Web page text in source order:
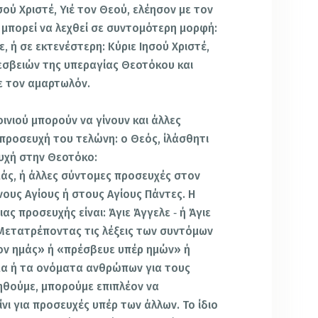
Χριστέ, Υιέ τον Θεού, ελέησον με τον
να λεχθεί σε συντομότερη μορφή:
ή σε εκτενέστερη: Κύριε Ιησού Χριστέ,
της υπεραγίας Θεοτόκου και
τον αμαρτωλόν.
μπορούν να γίνουν και άλλες
του τελώνη: ο Θεός, ίλάσθητι
στην Θεοτόκο:
ή άλλες σύντομες προσευχές στον
Αγίους ή στους Αγίους Πάντες. Η
προσευχής είναι: Άγιε Άγγελε ‐ ή Άγιε
τις λέξεις των συντόμων
ημάς» ή «πρέσβευε υπέρ ημών» ή
ή τα ονόματα ανθρώπων για τους
μπορούμε επιπλέον να
για προσευχές υπέρ των άλλων. Το ίδιο